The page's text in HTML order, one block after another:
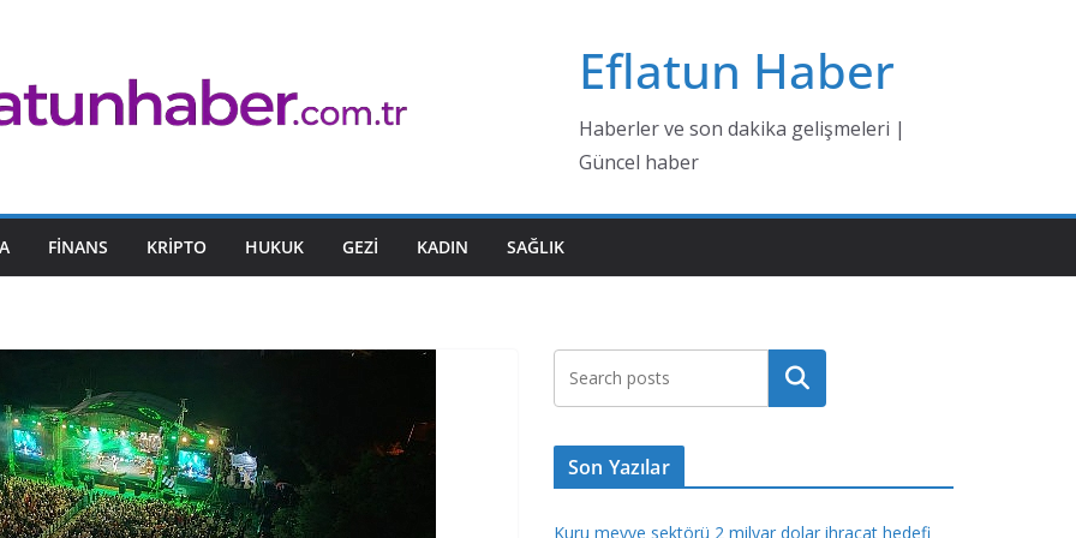
Eflatun Haber
Haberler ve son dakika gelişmeleri |
Güncel haber
FINANS KRIPTO HUKUK GEZI KADIN SAĞLIK
Ara
Son Yazılar
Kuru meyve sektörü 2 milyar dolar ihracat hedefi